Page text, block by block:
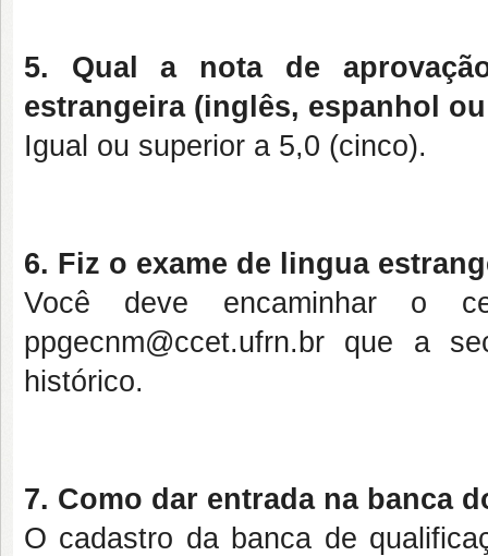
5. Qual a nota de
estrangeira (inglês, espanhol
Igual ou superior a 5,0 (cinco).
6. Fiz o exame de lingua
Você deve encaminhar o
ppgecnm@ccet.ufrn.br que a
histórico.
7. Como dar entrada na banca
O cadastro da banca de